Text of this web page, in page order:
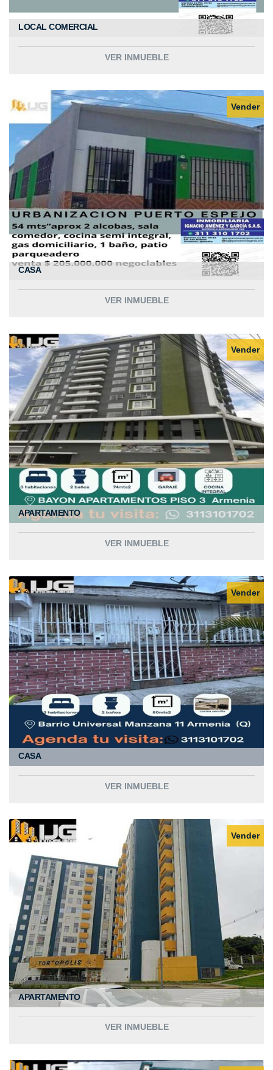
LOCAL COMERCIAL
VER INMUEBLE
Vender
CASA
VER INMUEBLE
Vender
APARTAMENTO
VER INMUEBLE
Vender
CASA
VER INMUEBLE
Vender
APARTAMENTO
VER INMUEBLE